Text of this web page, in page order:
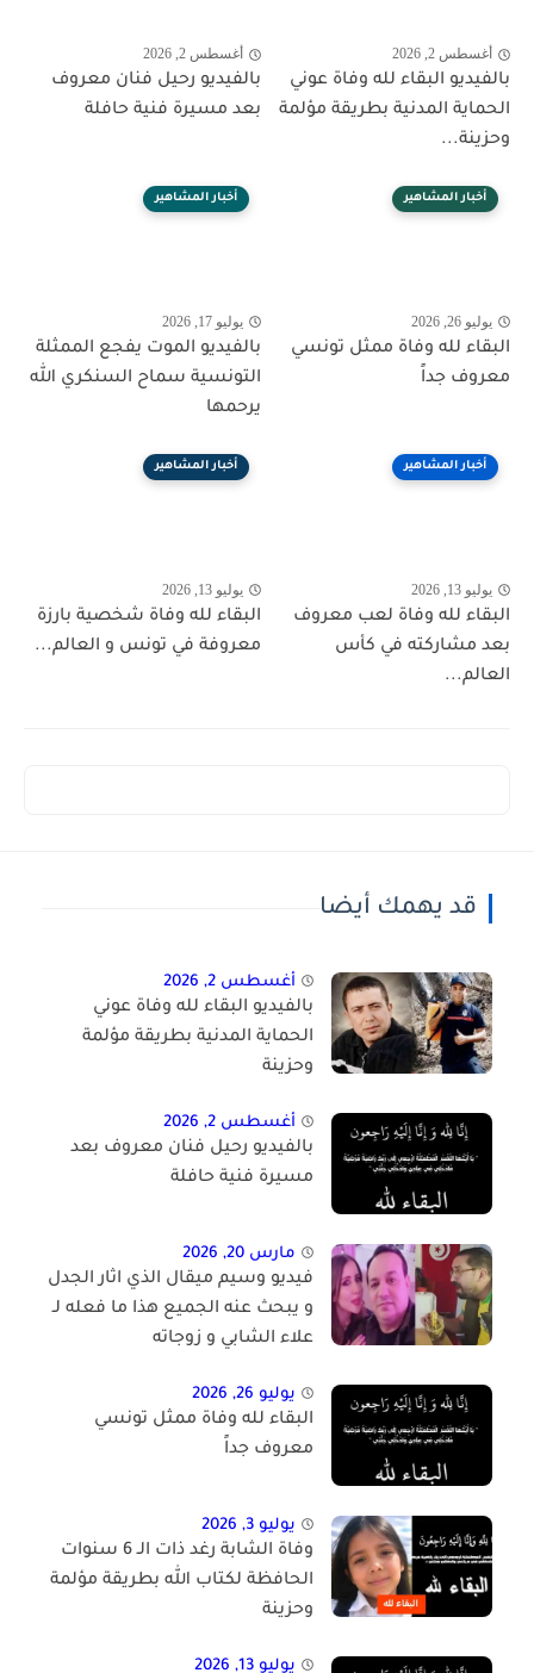
أغسطس 2, 2026
بالفيديو البقاء لله وفاة عوني
الحماية المدنية بطريقة مؤلمة
وحزينة...
أغسطس 2, 2026
بالفيديو رحيل فنان معروف
بعد مسيرة فنية حافلة
أخبار المشاهير
يوليو 26, 2026
البقاء لله وفاة ممثل تونسي
معروف جداً
أخبار المشاهير
يوليو 17, 2026
بالفيديو الموت يفجع الممثلة
التونسية سماح السنكري الله
يرحمها
أخبار المشاهير
يوليو 13, 2026
البقاء لله وفاة لعب معروف
بعد مشاركته في كأس
العالم...
أخبار المشاهير
يوليو 13, 2026
البقاء لله وفاة شخصية بارزة
معروفة في تونس و العالم...
قد يهمك أيضا
أغسطس 2, 2026
بالفيديو البقاء لله وفاة عوني
الحماية المدنية بطريقة مؤلمة
وحزينة
أغسطس 2, 2026
بالفيديو رحيل فنان معروف بعد
مسيرة فنية حافلة
مارس 20, 2026
فيديو وسيم ميقال الذي اثار الجدل
و يبحث عنه الجميع هذا ما فعله لـ
علاء الشابي و زوجاته
يوليو 26, 2026
البقاء لله وفاة ممثل تونسي
معروف جداً
يوليو 3, 2026
وفاة الشابة رغد ذات الـ 6 سنوات
الحافظة لكتاب الله بطريقة مؤلمة
وحزينة
يوليو 13, 2026